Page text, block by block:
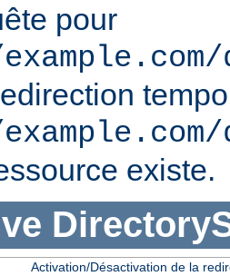
pour
existe.
Activation/Désactivation de la